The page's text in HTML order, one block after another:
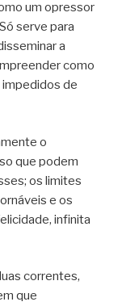
um opressor
serve para
a
como
de
o
que podem
os limites
e os
infinita
correntes,
que